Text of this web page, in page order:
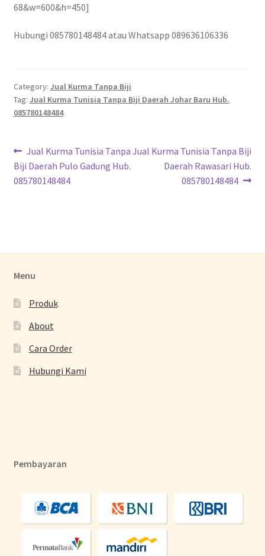
68&w=600&h=450]
Hubungi 085780148484 atau Whatsapp 089636106336
Category: Jual Kurma Tanpa Biji
Tag: Jual Kurma Tunisia Tanpa Biji Daerah Johar Baru Hub.
085780148484
Jual Kurma Tunisia Tanpa
Biji Daerah Pulo Gadung Hub.
085780148484
Jual Kurma Tunisia Tanpa Biji
Daerah Rawasari Hub.
085780148484
Menu
Produk
About
Cara Order
Hubungi Kami
Pembayaran